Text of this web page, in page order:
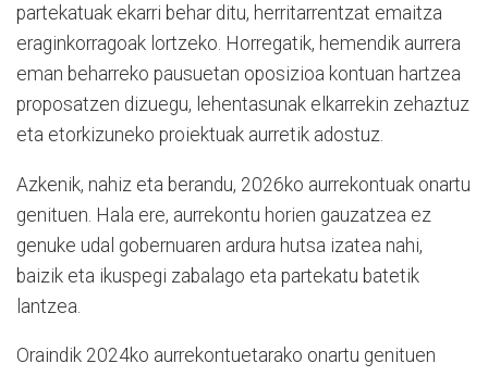
partekatuak ekarri behar ditu, herritarrentzat emaitza
eraginkorragoak lortzeko. Horregatik, hemendik aurrera
eman beharreko pausuetan oposizioa kontuan hartzea
proposatzen dizuegu, lehentasunak elkarrekin zehaztuz
eta etorkizuneko proiektuak aurretik adostuz.
Azkenik, nahiz eta berandu, 2026ko aurrekontuak onartu
genituen. Hala ere, aurrekontu horien gauzatzea ez
genuke udal gobernuaren ardura hutsa izatea nahi,
baizik eta ikuspegi zabalago eta partekatu batetik
lantzea.
Oraindik 2024ko aurrekontuetarako onartu genituen